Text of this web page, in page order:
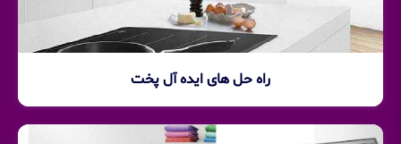
راه حل های ایده آل پخت